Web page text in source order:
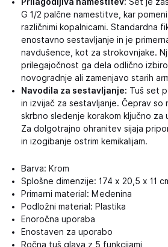
G 1/2 palčne namestitve, kar
različnimi kopalnicami. Standardna
enostavno sestavljanje in je
navdušence, kot za strokovnjake.
prilegajočnost ga dela odlično
novogradnje ali zamenjavo starih
Navodila za sestavljanje: Tuš set
in izvijač za sestavljanje. Čeprav so
skrbno sledenje korakom ključno
Za dolgotrajno ohranitev sijaja
in izogibanje ostrim kemikalijam.
Barva: Krom
Splošne dimenzije: 174 x 20,5 x 11
Primarni material: Medenina
Podložni material: Plastika
Enoročna uporaba
Enostaven za uporabo
Ročna tuš glava z 5 funkcijami